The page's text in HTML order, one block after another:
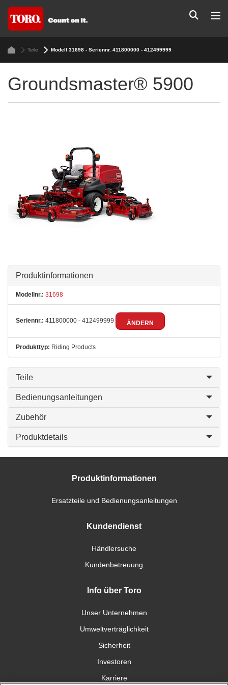
Teile Modell 31698 - Seriennr. 411800000 - 412499999
Groundsmaster® 5900
Produktinformationen
Modellnr.: 31698
Seriennr.: 411800000 - 412499999 ÄNDERN
Produkttyp: Riding Products
Teile
Bedienungsanleitungen
Zubehör
Produktdetails
Produktinformationen
Ersatzteile und Bedienungsanleitungen
Kundendienst
Händlersuche
Kundenbetreuung
Info über Toro
Unser Unternehmen
Umweltverträglichkeit
Sicherheit
Investoren
Karriere